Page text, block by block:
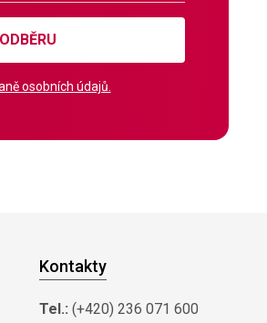
osobních údajů.
Kontakty
Tel.: (+420) 236 071 600